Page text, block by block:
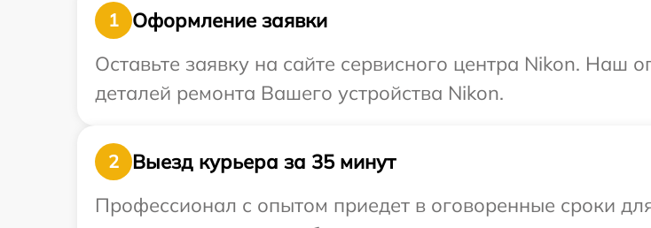
1
Оформление заявки
Оставьте заявку на сайте сервисного центра Nikon. Наш
деталей ремонта Вашего устройства Nikon.
2
Выезд курьера за 35 минут
Профессионал с опытом приедет в оговоренные сроки